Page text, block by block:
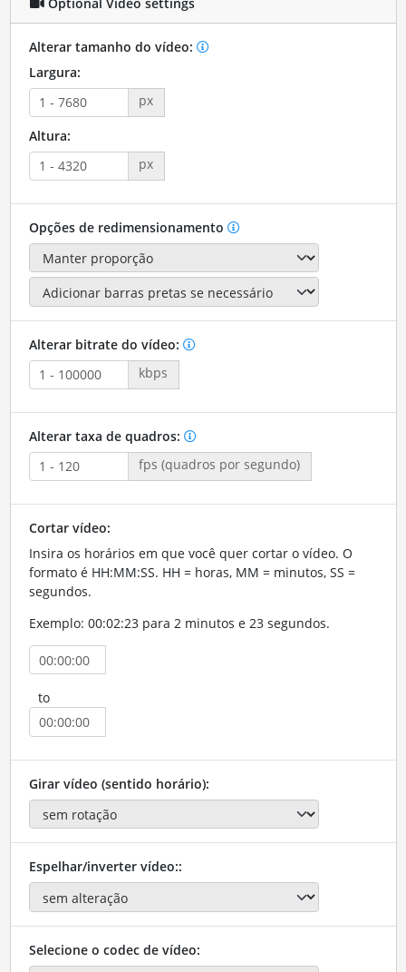
Optional Video settings
Alterar tamanho do vídeo:
Largura:
px
Altura:
px
Opções de redimensionamento
Alterar bitrate do vídeo:
kbps
Alterar taxa de quadros:
fps (quadros por segundo)
Cortar vídeo:
Insira os horários em que você quer cortar o vídeo. O
formato é HH:MM:SS. HH = horas, MM = minutos, SS =
segundos.
Exemplo: 00:02:23 para 2 minutos e 23 segundos.
to
Girar vídeo (sentido horário):
Espelhar/inverter vídeo::
Selecione o codec de vídeo: